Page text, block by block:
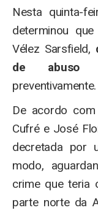
Nesta quinta-
determinou
Vélez Sarsfield,
de abuso
De acordo
Cufré e José
decretada por
modo,
crime que teria
parte norte da